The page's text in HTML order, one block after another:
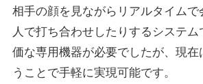
相手の顔を見ながらリアルタイムで
人で打ち合わせしたりするシステ
価な専用機器が必要でしたが、現在
うことで手軽に実現可能です。